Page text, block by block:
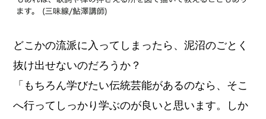
どこかの流派に入ってしまったら、泥沼のごとく
抜け出せないのだろうか？
「もちろん学びたい伝統芸能があるのなら、そこ
へ行ってしっかり学ぶのが良いと思います。しか